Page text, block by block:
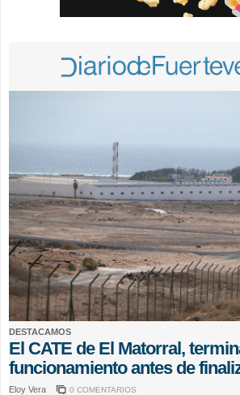
DESTACAMOS
El CATE de El Matorral,
funcionamiento antes de
Eloy Vera 0 COMENTARIOS